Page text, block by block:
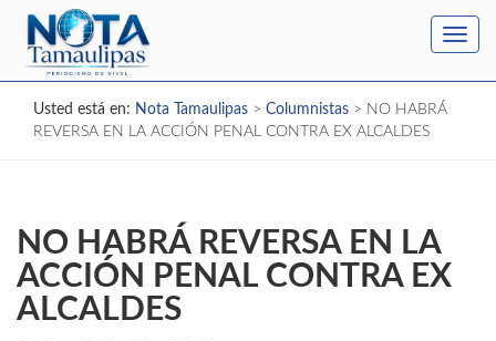
Usted está en: Nota Tamaulipas > Columnistas > NO HABRÁ
REVERSA EN LA ACCIÓN PENAL CONTRA EX ALCALDES
NO HABRÁ REVERSA EN LA
ACCIÓN PENAL CONTRA EX
ALCALDES